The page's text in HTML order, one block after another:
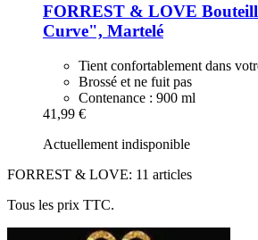
FORREST & LOVE
Curve", Martelé
Tient confortablement dans
Brossé et ne fuit pas
Contenance : 900 ml
41,99 €
Actuellement indisponible
FORREST & LOVE: 11 articles
Tous les prix TTC.